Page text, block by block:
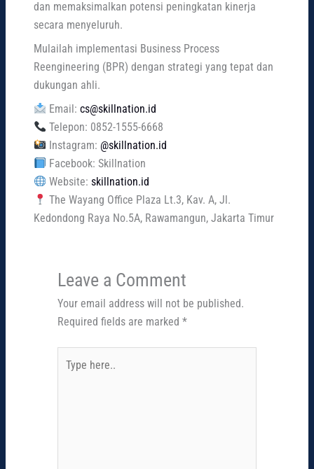
dan memaksimalkan potensi peningkatan kinerja
secara menyeluruh.
Mulailah implementasi Business Process
Reengineering (BPR) dengan strategi yang tepat dan
dukungan ahli.
Email:cs@skillnation.id
Telepon: 0852-1555-6668
Instagram: @skillnation.id
Facebook: Skillnation
Website:skillnation.id
The Wayang Office Plaza Lt.3, Kav. A, Jl.
Kedondong Raya No.5A, Rawamangun, Jakarta Timur
Leave a Comment
Your email address will not be published.
Required fields are marked *
here..